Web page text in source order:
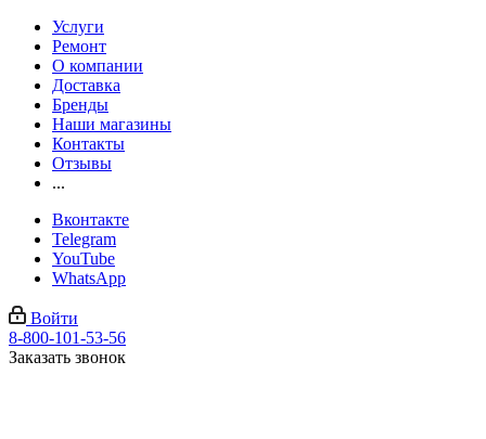
Услуги
Ремонт
О компании
Доставка
Бренды
Наши магазины
Контакты
Отзывы
...
Вконтакте
Telegram
YouTube
WhatsApp
Войти
8-800-101-53-56
Заказать звонок